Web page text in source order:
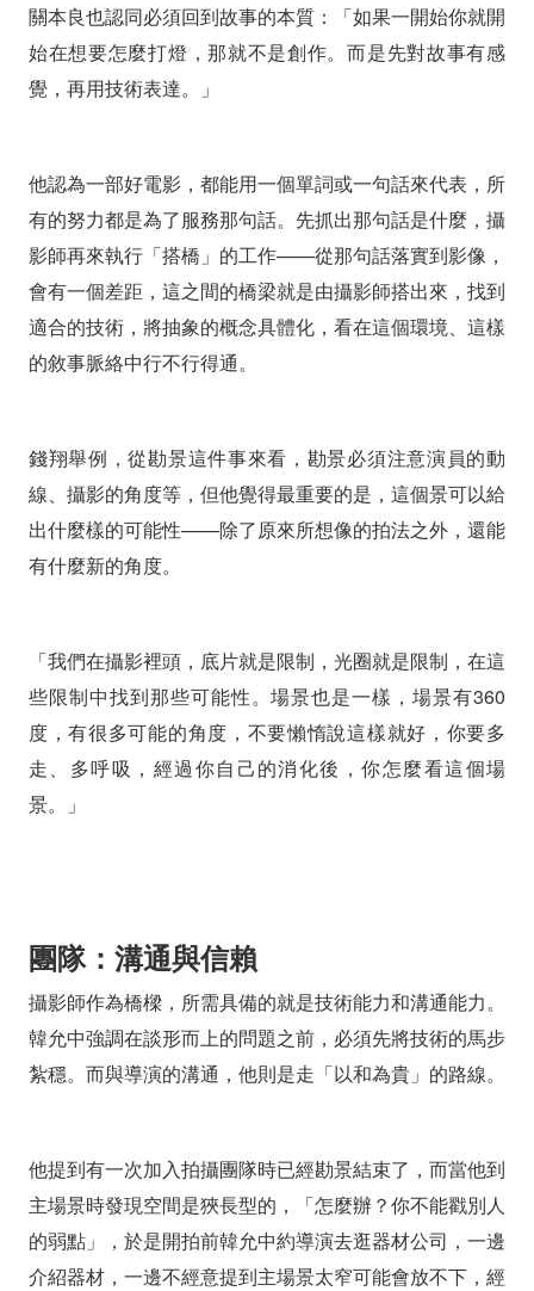
關本良也認同必須回到故事的本質：「如果一開始你就開
始在想要怎麼打燈，那就不是創作。而是先對故事有感
覺，再用技術表達。」
他認為一部好電影，都能用一個單詞或一句話來代表，所
有的努力都是為了服務那句話。先抓出那句話是什麼，攝
影師再來執行「搭橋」的工作——從那句話落實到影像，
會有一個差距，這之間的橋梁就是由攝影師搭出來，找到
適合的技術，將抽象的概念具體化，看在這個環境、這樣
的敘事脈絡中行不行得通。
錢翔舉例，從勘景這件事來看，勘景必須注意演員的動
線、攝影的角度等，但他覺得最重要的是，這個景可以給
出什麼樣的可能性——除了原來所想像的拍法之外，還能
有什麼新的角度。
「我們在攝影裡頭，底片就是限制，光圈就是限制，在這
些限制中找到那些可能性。場景也是一樣，場景有360
度，有很多可能的角度，不要懶惰說這樣就好，你要多
走、多呼吸，經過你自己的消化後，你怎麼看這個場
景。」
團隊：溝通與信賴
攝影師作為橋樑，所需具備的就是技術能力和溝通能力。
韓允中強調在談形而上的問題之前，必須先將技術的馬步
紮穩。而與導演的溝通，他則是走「以和為貴」的路線。
他提到有一次加入拍攝團隊時已經勘景結束了，而當他到
主場景時發現空間是狹長型的，「怎麼辦？你不能戳別人
的弱點」，於是開拍前韓允中約導演去逛器材公司，一邊
介紹器材，一邊不經意提到主場景太窄可能會放不下，經